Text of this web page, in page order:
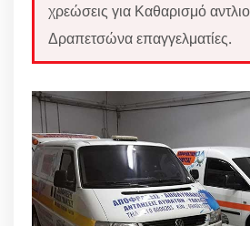
χρεώσεις για Καθαρισμό
Δραπετσώνα επαγγελματίες.